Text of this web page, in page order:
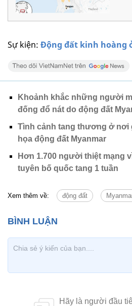
Sự kiện: Động đất kinh hoàng
Khoảnh khắc những người
đống đổ nát do động đất
Tình cảnh tang thương ở nơi
họa động đất Myanmar
Hơn 1.700 người thiệt mạng
tuyên bố quốc tang 1 tuần
Xem thêm về: động đất